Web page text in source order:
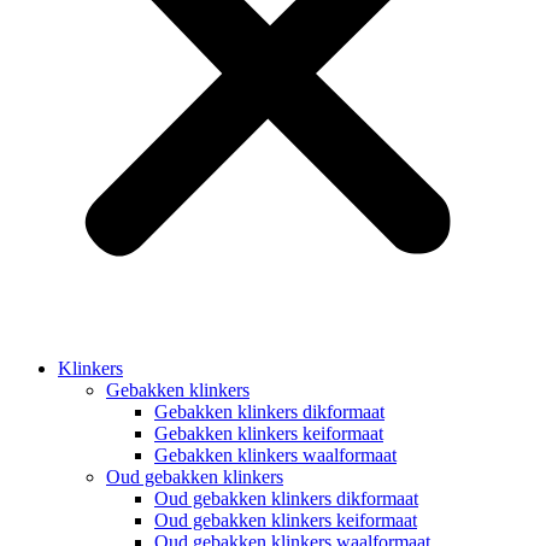
Klinkers
Gebakken klinkers
Gebakken klinkers dikformaat
Gebakken klinkers keiformaat
Gebakken klinkers waalformaat
Oud gebakken klinkers
Oud gebakken klinkers dikformaat
Oud gebakken klinkers keiformaat
Oud gebakken klinkers waalformaat